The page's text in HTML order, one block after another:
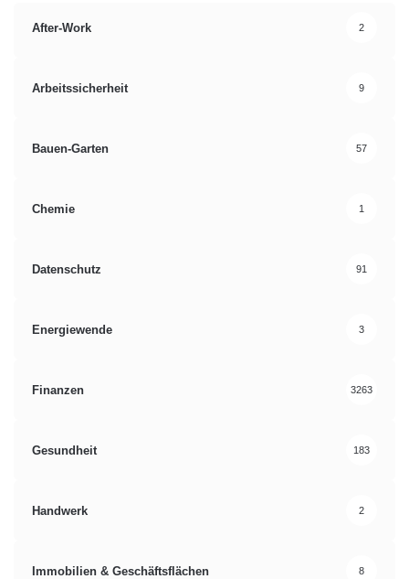
After-Work 2
Arbeitssicherheit 9
Bauen-Garten 57
Chemie 1
Datenschutz 91
Energiewende 3
Finanzen 3263
Gesundheit 183
Handwerk 2
Immobilien & Geschäftsflächen 8